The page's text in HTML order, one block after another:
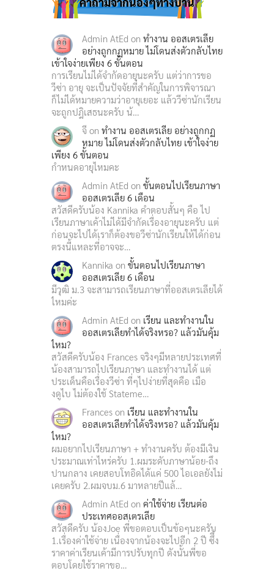
Admin AtEd on ทำงาน ออสเตรเลีย
อย่างถูกกฏหมาย ไม่โดนส่งตัวกลับไทย
เข้าใจง่ายเพียง 6 ขั้นตอน
การเรียนไม่ได้จำกัดอายุนะครับ แต่ว่าการขอ
วีซ่า อายุ จะเป็นปัจจัยที่สำคัญในการพิจารณา
ก็ไม่ได้หมายความว่าอายุเยอะ แล้ววีซ่านักเรียน
จะถูกปฎิเสธนะครับ น้…
จี on ทำงาน ออสเตรเลีย อย่างถูกกฏ
หมาย ไม่โดนส่งตัวกลับไทย เข้าใจง่าย
เพียง 6 ขั้นตอน
กำหนดอายุไหมคะ
Admin AtEd on ขั้นตอนไปเรียนภาษา
ออสเตรเลีย 6 เดือน
สวัสดีครับน้อง Kannika คำตอบสั้นๆ คือ ไป
เรียนภาษาเค้าไม่ได้มีจำกัดเรื่องอายุนะครับ แต่
ก่อนจะไปได้เราก็ต้องขอวีซ่านักเรียนให้ได้ก่อน
ตรงนี้แหละที่อาจจะ…
Kannika on ขั้นตอนไปเรียนภาษา
ออสเตรเลีย 6 เดือน
มีวุฒิ ม.3 จะสามารถเรียนภาษาที่ออสเตรเลียได้
ไหมค่ะ
Admin AtEd on เรียน และทำงานใน
ออสเตรเลียทำได้จริงหรอ? แล้วมันคุ้ม
ไหม?
สวัสดีครับน้อง Frances จริงๆมีหลายประเทศที่
น้องสามารถไปเรียนภาษา และทำงานได้ แต่
ประเด็นคือเรื่องวีซ่า ที่ๆไปง่ายที่สุดคือ เมือ
งดูไบ ไม่ต้องใช้ Stateme…
Frances on เรียน และทำงานใน
ออสเตรเลียทำได้จริงหรอ? แล้วมันคุ้ม
ไหม?
ผมอยากไปเรียนภาษา + ทำงานครับ ต้องมีเงิน
ประมาณเท่าไหร่ครับ 1.ผมระดับภาษาน้อย-ถึง
ปานกลาง เคยสอบโทอิดได้แค่ 500 ไอเอลยังไม่
เคยครับ 2.ผมจบม.6 มาหลายปีแล้…
Admin AtEd on ค่าใช้จ่าย เรียนต่อ
ประเทศออสเตรเลีย
สวัสดีครับ น้องJoe พี่ขอตอบเป็นข้อๆนะครับ
1.เรื่องค่าใช้จ่าย เนื่องจากน้องจะไปอีก 2 ปี ซึึ่ง
ราคาค่าเรียนเค้ามีการปรับทุกปี ดังนั้นพี่ขอ
ตอบโดยใช้ราคาขอ…